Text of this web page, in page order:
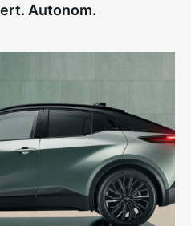
Autonom.